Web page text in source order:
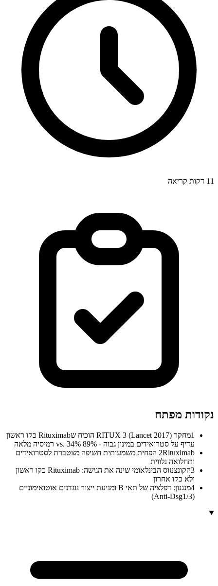
11 דקות קריאה
נקודות מפתח
1
מחקר RITUX 3 (Lancet 2017) הוכיח שRituximab כקו ראשון
עדיף על סטרואידים במינון גבוה - 89% vs. 34% רמיסיה מלאה
2 Rituximab הפחית משמעותית חשיפה מצטברת לסטרואידים
ותחלואה נלווית
3
הקונצנזוס הבינלאומי שינה את הגישה: Rituximab כקו ראשון
ולא כקו אחרון
4
מנגנון: דפלציה של תאי B ומניעת ייצור נוגדנים אוטואימוניים
(Anti-Dsg1/3)